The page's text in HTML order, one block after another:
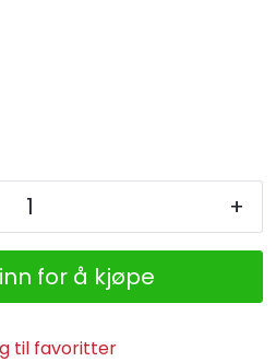
+
for å kjøpe
til favoritter